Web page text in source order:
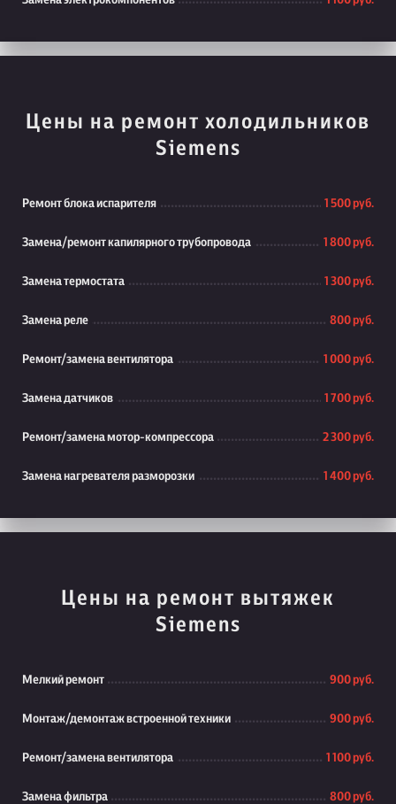
Цены на ремонт холодильников
Siemens
Ремонт блока испарителя 1 500 руб.
Замена/ремонт капилярного трубопровода 1 800 руб.
Замена термостата 1 300 руб.
Замена реле 800 руб.
Ремонт/замена вентилятора 1 000 руб.
Замена датчиков 1 700 руб.
Ремонт/замена мотор-компрессора 2 300 руб.
Замена нагревателя разморозки 1 400 руб.
Цены на ремонт вытяжек
Siemens
Мелкий ремонт 900 руб.
Монтаж/демонтаж встроенной техники 900 руб.
Ремонт/замена вентилятора 1 100 руб.
Замена фильтра 800 руб.